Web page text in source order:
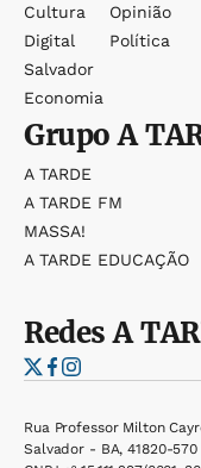
Cultura
Digital
Salvador
Economia
Opinião
Política
GrupoA
A TARDE
A TARDE FM
MASSA!
A TARDE EDUCAÇÃO
RedesA
Rua Professor Milton
Salvador - BA, 41820-570